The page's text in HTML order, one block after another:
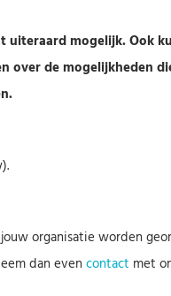
mogelijk. Ook
over de mogelijkheden
organisatie worden
dan even contact met